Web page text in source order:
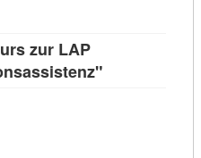
zur LAP